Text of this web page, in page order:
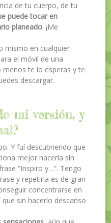
de tu cuerpo, de tu
puede tocar en
planeado. ¡Me
mismo en cualquier
el móvil de una
menos te lo esperas y te
descargar.
mi versión, y
Y fuí descubriendo que
mejor hacerla sin
“Inspiro y…”. Tengo
y repetirla es de gran
concentrarse en
sin hacerlo descanso